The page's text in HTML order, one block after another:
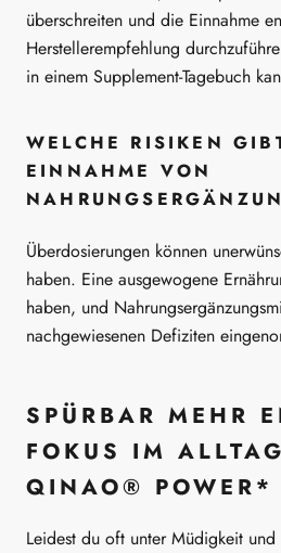
überschreiten und die Einnahme
Herstellerempfehlung
in einem Supplement-Tagebuch
WELCHE RISIKEN
EINNAHME VON
Überdosierungen können
haben. Eine ausgewogene
haben, und
nachgewiesenen Defiziten
SPÜRBAR MEHR
FOKUS IM
QINAO® POWER*
Leidest du oft unter Müdigkeit und